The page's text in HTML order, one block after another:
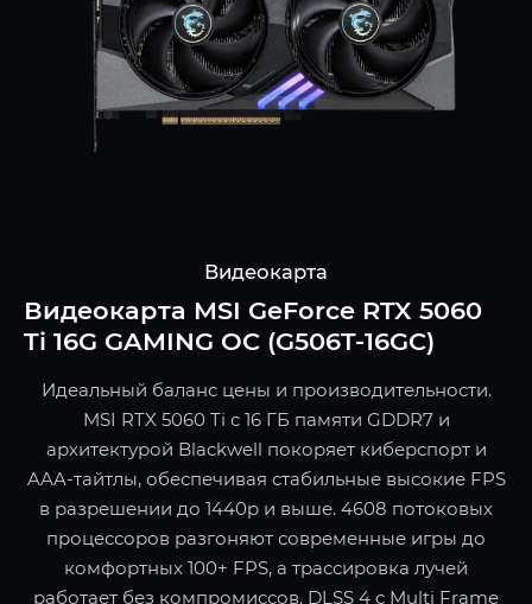
Видеокарта
Видеокарта MSI GeForce RTX 5060
Ti 16G GAMING OC (G506T-16GC)
Идеальный баланс цены и производительности.
MSI RTX 5060 Ti с 16 ГБ памяти GDDR7 и
архитектурой Blackwell покоряет киберспорт и
AAA-тайтлы, обеспечивая стабильные высокие FPS
в разрешении до 1440p и выше. 4608 потоковых
процессоров разгоняют современные игры до
комфортных 100+ FPS, а трассировка лучей
работает без компромиссов. DLSS 4 с Multi Frame